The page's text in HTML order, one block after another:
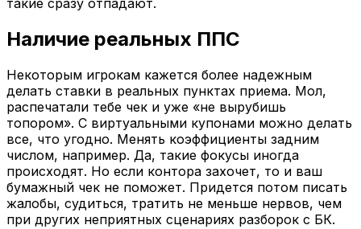
такие сразу отпадают.
Наличие реальных ППС
Некоторым игрокам кажется более надежным
делать ставки в реальных пунктах приема. Мол,
распечатали тебе чек и уже «не вырубишь
топором». С виртуальными купонами можно делать
все, что угодно. Менять коэффициенты задним
числом, например. Да, такие фокусы иногда
происходят. Но если контора захочет, то и ваш
бумажный чек не поможет. Придется потом писать
жалобы, судиться, тратить не меньше нервов, чем
при других неприятных сценариях разборок с БК.